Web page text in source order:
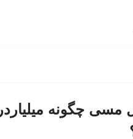
مسی چگونه میلیاردر